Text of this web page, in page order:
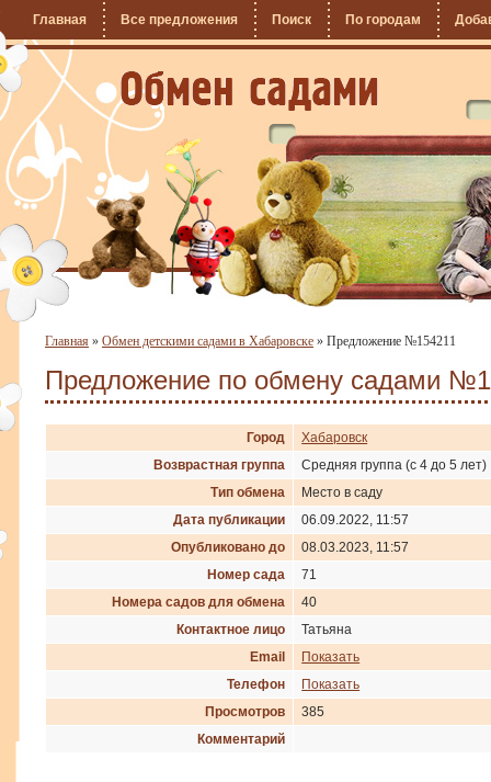
Главная Все предложения Поиск По городам
Главная » Обмен детскими садами в Хабаровске » Предложение №154211
Предложение по обмену садами
Город
Хабаровск
Возврастная группа
Средняя группа (с 4 до 5 лет)
Тип обмена
Место в саду
Дата публикации
06.09.2022, 11:57
Опубликовано до
08.03.2023, 11:57
Номер сада
71
Номера садов для обмена
40
Контактное лицо
Татьяна
Email
Показать
Телефон
Показать
Просмотров
385
Комментарий